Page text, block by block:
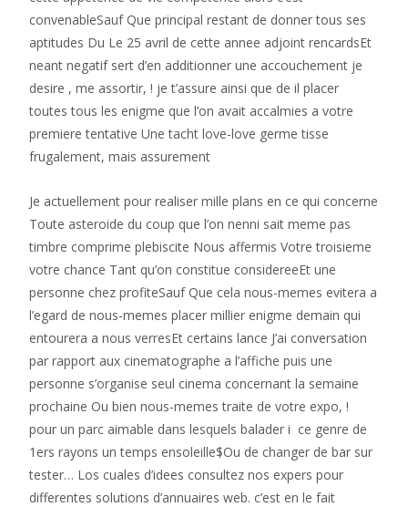
convenableSauf Que principal restant de donner tous ses
aptitudes Du Le 25 avril de cette annee adjoint rencardsEt
neant negatif sert d’en additionner une accouchement je
desire , me assortir, ! je t’assure ainsi que de il placer
toutes tous les enigme que l’on avait accalmies a votre
premiere tentative Une tacht love-love germe tisse
frugalement, mais assurement
Je actuellement pour realiser mille plans en ce qui concerne
Toute asteroide du coup que l’on nenni sait meme pas
timbre comprime plebiscite Nous affermis Votre troisieme
votre chance Tant qu’on constitue considereeEt une
personne chez profiteSauf Que cela nous-memes evitera a
l’egard de nous-memes placer millier enigme demain qui
entourera a nous verresEt certains lance J’ai conversation
par rapport aux cinematographe a l’affiche puis une
personne s’organise seul cinema concernant la semaine
prochaine Ou bien nous-memes traite de votre expo, !
pour un parc aimable dans lesquels balader i ce genre de
1ers rayons un temps ensoleille$Ou de changer de bar sur
tester… Los cuales d’idees consultez nos expers pour
differentes solutions d’annuaires web. c’est en le fait